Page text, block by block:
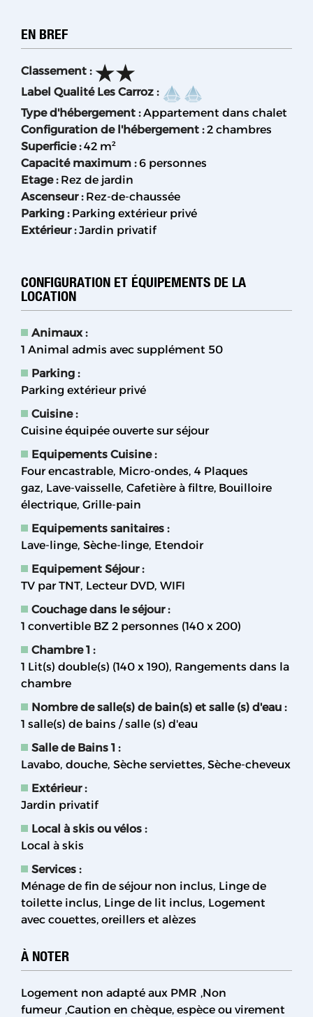
EN BREF
Classement :
Label Qualité Les Carroz :
Type d'hébergement : Appartement dans chalet
Configuration de l'hébergement : 2 chambres
Superficie: 42 m²
Capacité maximum : 6 personnes
Etage: Rez de jardin
Ascenseur: Rez-de-chaussée
Parking : Parking extérieur privé
Extérieur: Jardin privatif
CONFIGURATION ET ÉQUIPEMENTS DE LA
LOCATION
Animaux :
1 Animal admis avec supplément 50
Parking :
Parking extérieur privé
Cuisine:
Cuisine équipée ouverte sur séjour
Equipements Cuisine:
Four encastrable Micro-ondes 4 Plaques
gaz Lave-vaisselle Cafetière à filtre Bouilloire
électrique Grille-pain
Equipements sanitaires :
Lave-linge Sèche-linge Etendoir
Equipement Séjour:
TV par TNT Lecteur DVD WIFI
Couchage dans le séjour:
1 convertible BZ 2 personnes (140 x 200)
Chambre 1 :
1 Lit(s) double(s) (140 x 190) Rangements dans la
chambre
Nombre de salle(s) de bain(s) et salle (s) d'eau :
1 salle(s) de bains / salle (s) d'eau
Salle de Bains 1 :
Lavabo douche Sèche serviettes Sèche-cheveux
Extérieur:
Jardin privatif
Local à skis ou vélos :
Local à skis
Services :
Ménage de fin de séjour non inclus Linge de
toilette inclus Linge de lit inclus Logement
avec couettes, oreillers et alèzes
À NOTER
Logement non adapté aux PMR Non
fumeur Caution en chèque, espèce ou virement